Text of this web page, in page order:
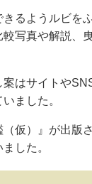
るようルビ
写真や解説、
はサイトや
ました。
仮）』が出
した。